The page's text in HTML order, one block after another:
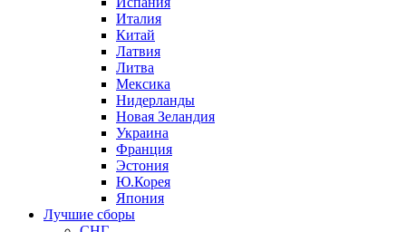
Италия
Китай
Латвия
Литва
Мексика
Нидерланды
Новая Зеландия
Украина
Франция
Эстония
Ю.Корея
Япония
Лучшие сборы